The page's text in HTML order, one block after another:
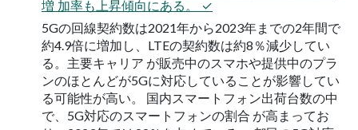
増 加率も上昇傾向にある。 ✓
5Gの回線契約数は2021年から2023年までの2年間で
約4.9倍に増加し、LTEの契約数は約8％減少してい
る。主要キャリア が販売中のスマホや提供中のプラ
ンのほとんどが5Gに対応していることが影響してい
る可能性が高い。 国内スマートフォン出荷台数の中
で、5G対応のスマートフォンの割合 が高まってお